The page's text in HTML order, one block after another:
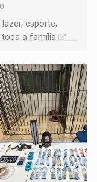
esporte,
a família